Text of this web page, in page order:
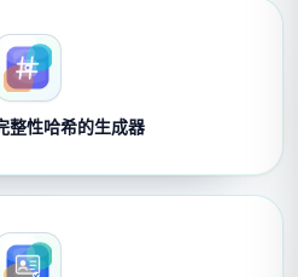
整性哈希的生成器